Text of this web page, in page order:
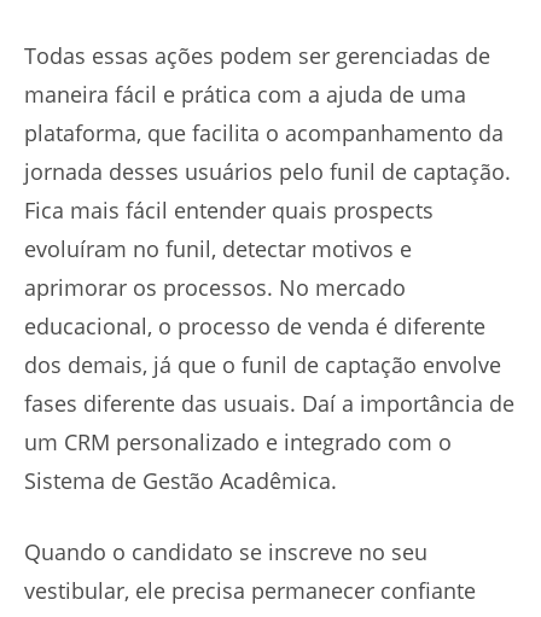
Todas essas ações podem ser gerenciadas de
maneira fácil e prática com a ajuda de uma
plataforma, que facilita o acompanhamento da
jornada desses usuários pelo funil de captação.
Fica mais fácil entender quais prospects
evoluíram no funil, detectar motivos e
aprimorar os processos. No mercado
educacional, o processo de venda é diferente
dos demais, já que o funil de captação envolve
fases diferente das usuais. Daí a importância de
um CRM personalizado e integrado com o
Sistema de Gestão Acadêmica.
Quando o candidato se inscreve no seu
vestibular, ele precisa permanecer confiante